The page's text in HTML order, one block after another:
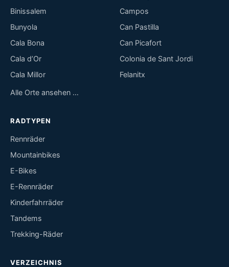
Binissalem
Bunyola
Cala Bona
Cala d’Or
Cala Millor
Campos
Can Pastilla
Can Picafort
Colonia de Sant Jordi
Felanitx
Alle Orte ansehen …
RADTYPEN
Rennräder
Mountainbikes
E-Bikes
E-Rennräder
Kinderfahrräder
Tandems
Trekking-Räder
VERZEICHNIS